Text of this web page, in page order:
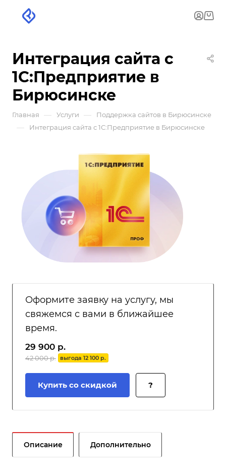
Интеграция сайта с
1С:Предприятие в
Бирюсинске
Главная — Услуги — Поддержка сайтов в Бирюсинске
— Интеграция сайта с 1С:Предприятие в Бирюсинске
Оформите заявку на услугу, мы
свяжемся с вами в ближайшее
время.
29 900 р.
42 000 р. выгода 12 100 р.
Купить со скидкой ?
Описание Дополнительно